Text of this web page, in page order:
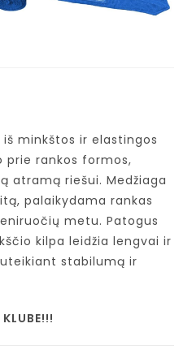
minkštos ir elastingos
prie rankos formos,
atramą riešui. Medžiaga
palaikydama rankas
metu. Patogus
kilpa leidžia lengvai ir
stabilumą ir